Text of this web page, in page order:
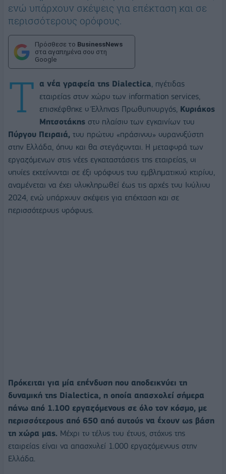
ενώ υπάρχουν σκέψεις για επέκταση και σε
περισσότερους ορόφους.
Πρόσθεσε το BusinessNews
στα αγαπημένα σου στη
Google
Τ α νέα γραφεία της Dialectica, ηγέτιδας
εταιρείας στον χώρο των information services,
επισκέφθηκε ο Έλληνας Πρωθυπουργός, Κυριάκος
Μητσοτάκης στο πλαίσιο των εγκαινίων του
Πύργου Πειραιά, του πρώτου «πράσινου» ουρανοξύστη
στην Ελλάδα, όπου και θα στεγάζονται. Η μεταφορά των
εργαζόμενων στις νέες εγκαταστάσεις της εταιρείας, οι
οποίες εκτείνονται σε έξι ορόφους του εμβληματικού κτιρίου,
αναμένεται να έχει ολοκληρωθεί έως τις αρχές του Ιούλιου
2024, ενώ υπάρχουν σκέψεις για επέκταση και σε
περισσότερους ορόφους.
Πρόκειται για μία επένδυση που αποδεικνύει τη
δυναμική της Dialectica, η οποία απασχολεί σήμερα
πάνω από 1.100 εργαζόμενους σε όλο τον κόσμο, με
περισσότερους από 650 από αυτούς να έχουν ως βάση
τη χώρα μας. Μέχρι το τέλος του έτους, στόχος της
εταιρείας είναι να απασχολεί 1.000 εργαζόμενους στην
Ελλάδα.